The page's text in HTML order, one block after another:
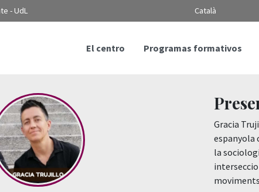
- UdL Català
El centro Programas formativos
Gracia
espanyola
la